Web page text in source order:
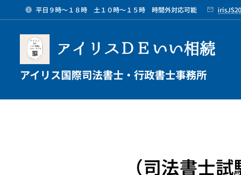
平日９時～１８時 土１０時～１５時 時間外対応可能
アイリスＤＥいい相続
アイリス国際司法書士・行政書士事務所
（司法書士